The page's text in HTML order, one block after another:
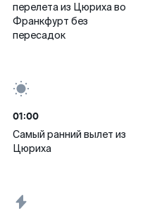
перелета из Цюриха во
Франкфурт без
пересадок
01:00
Самый ранний вылет из
Цюриха